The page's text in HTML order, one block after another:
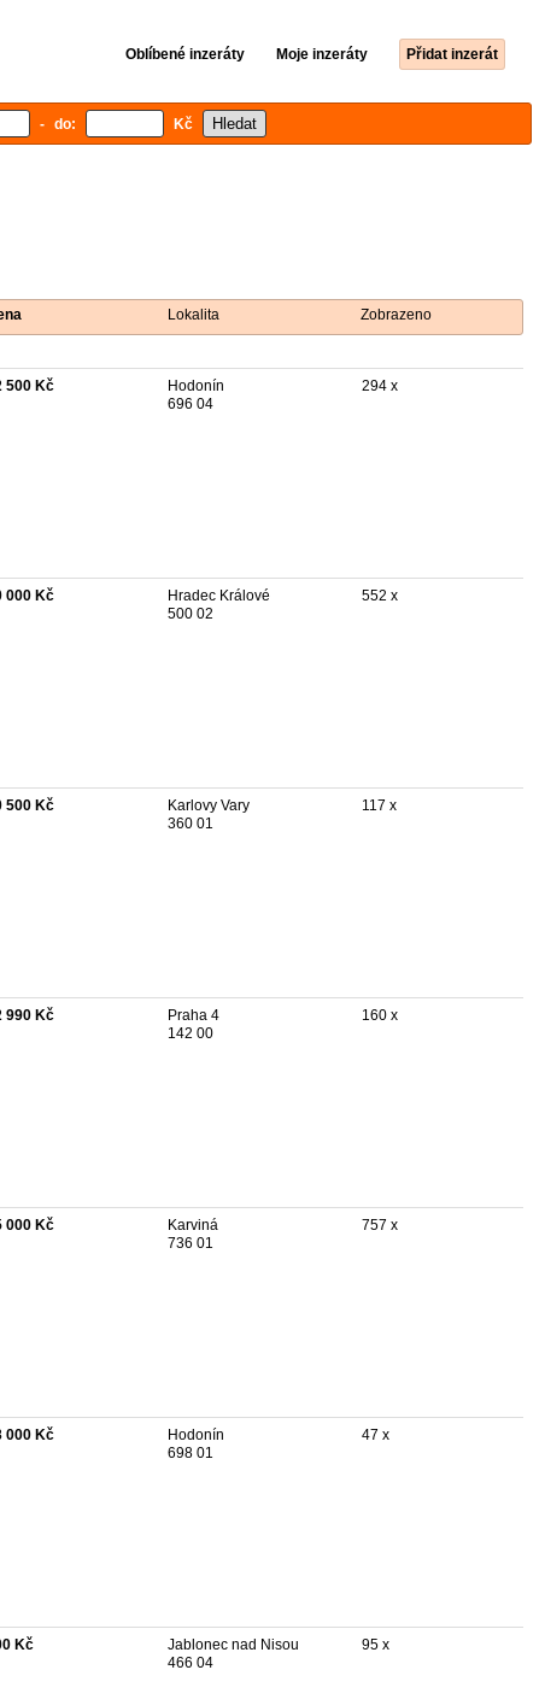
Oblíbené inzeráty Moje inzeráty Přidat inzerát
- do: Kč
Lokalita Zobrazeno
500 Kč
Hodonín
696 04
294 x
000 Kč
Hradec Králové
500 02
552 x
500 Kč
Karlovy Vary
360 01
117 x
990 Kč
Praha 4
142 00
160 x
000 Kč
Karviná
736 01
757 x
000 Kč
Hodonín
698 01
47 x
Kč
Jablonec nad Nisou
466 04
95 x